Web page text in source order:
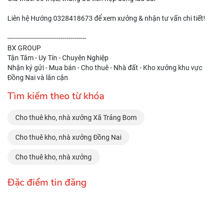
Liên hệ Hướng 0328418673 để xem xưởng & nhận tư vấn chi tiết!
----------------------------------------
BX GROUP
Tận Tâm - Uy Tín - Chuyên Nghiệp
Nhận ký gửi - Mua bán - Cho thuê - Nhà đất - Kho xưởng khu vực
Đồng Nai và lân cận
Tìm kiếm theo từ khóa
Cho thuê kho, nhà xưởng Xã Trảng Bom
Cho thuê kho, nhà xưởng Đồng Nai
Cho thuê kho, nhà xưởng
Đặc điểm tin đăng